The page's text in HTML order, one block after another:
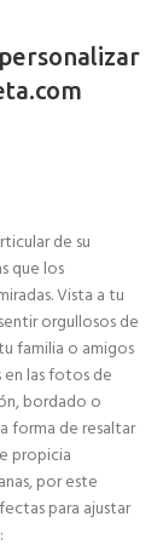
de su
que los
Vista a tu
orgullosos de
familia o amigos
las fotos de
bordado o
forma de resaltar
propicia
por este
para ajustar